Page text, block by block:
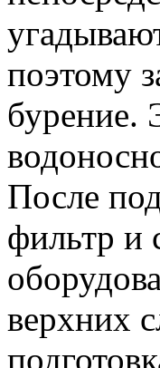
поэтому
бурение.
После
фильтр и
верхних